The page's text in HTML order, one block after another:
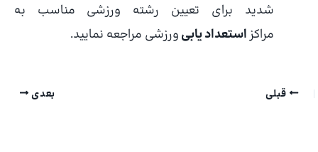
شدید برای تعیین رشته ورزشی مناسب به
مراکز استعداد یابیورزشی مراجعه نمایید.
قبلی بعدی